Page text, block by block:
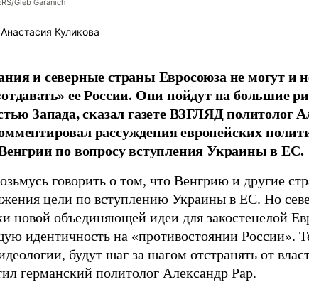
Gleb Garanich
Анастасия Куликова
и северные страны Евросоюза не могут и
ее России. Они пойдут на большие
Запада, сказал газете ВЗГЛЯД политолог
рассуждения европейских
по вопросу вступления Украины в ЕС.
говорить о том, что Венгрию и другие
цели по вступлению Украины в ЕС. Но
новой объединяющей идеи для закостенелой
идентичность на «противостоянии России».
будут шаг за шагом отстранять от
германский политолог Александр Рар.